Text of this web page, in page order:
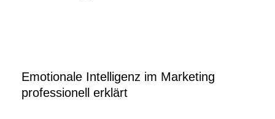
Emotionale Intelligenz im Marketing
professionell erklärt